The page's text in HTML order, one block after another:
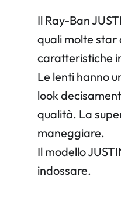
Il Ray-Ban
quali molte star
caratteristiche
Le lenti hanno
look
qualità. La
maneggiare.
Il modello
indossare.